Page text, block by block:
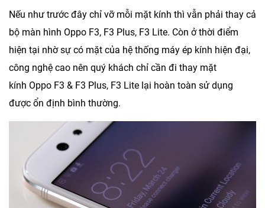
Nếu như trước đây chỉ vỡ mỗi mặt kính thì vẫn phải thay cả
bộ màn hình Oppo F3, F3 Plus, F3 Lite. Còn ở thời điểm
hiện tại nhờ sự có mặt của hệ thống máy ép kính hiện đại,
công nghệ cao nên quý khách chỉ cần đi thay mặt
kính Oppo F3 & F3 Plus, F3 Lite lại hoàn toàn sử dụng
được ổn định bình thường.